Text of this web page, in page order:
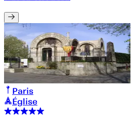
Paris
Église